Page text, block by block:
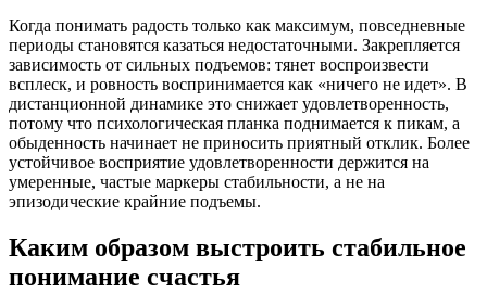
Когда понимать радость только как максимум, повседневные
периоды становятся казаться недостаточными. Закрепляется
зависимость от сильных подъемов: тянет воспроизвести
всплеск, и ровность воспринимается как «ничего не идет». В
дистанционной динамике это снижает удовлетворенность,
потому что психологическая планка поднимается к пикам, а
обыденность начинает не приносить приятный отклик. Более
устойчивое восприятие удовлетворенности держится на
умеренные, частые маркеры стабильности, а не на
эпизодические крайние подъемы.
Каким образом выстроить стабильное
понимание счастья